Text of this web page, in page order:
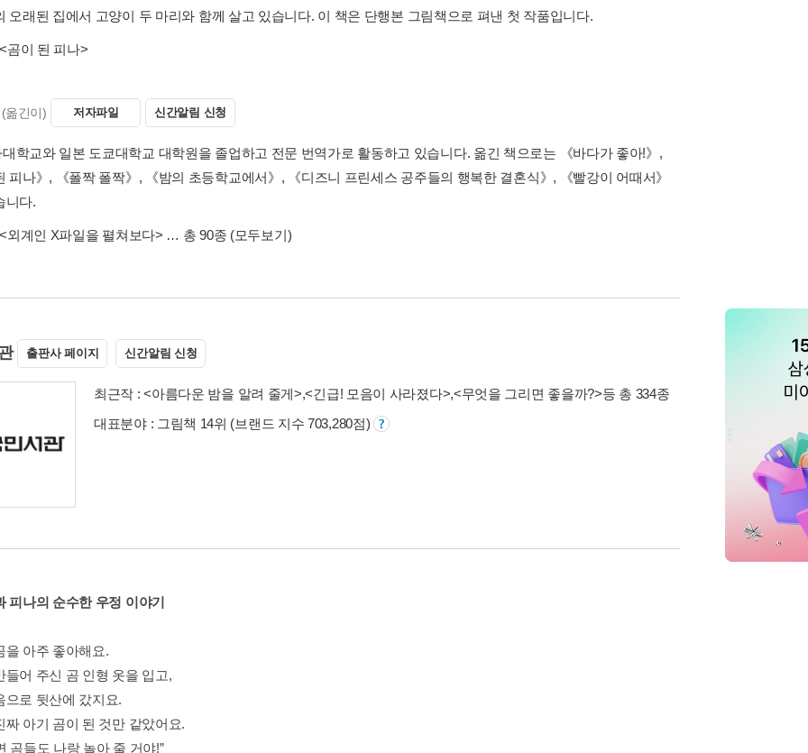
오래된 집에서 고양이 두 마리와 함께 살고 있습니다. 이 책은 단행본 그림책으로 펴낸 첫 작품입니다.
<곰이 된 피나>
(옮긴이) 저자파일 신간알림 신청
학교와 일본 도쿄대학교 대학원을 졸업하고 전문 번역가로 활동하고 있습니다. 옮긴 책으로는 《바다가 좋아!》,
피나》, 《폴짝 폴짝》, 《밤의 초등학교에서》, 《디즈니 프린세스 공주들의 행복한 결혼식》, 《빨강이 어때서》
니다.
<외계인 X파일을 펼쳐보다> … 총 90종 (모두보기)
출판사 페이지 신간알림 신청
최근작 :<아름다운 밤을 알려 줄게>,<긴급! 모음이 사라졌다>,<무엇을 그리면 좋을까?>등 총 334종
대표분야 : 그림책 14위 (브랜드 지수 703,280점)
피나의 순수한 우정 이야기
을 아주 좋아해요.
들어 주신 곰 인형 옷을 입고,
으로 뒷산에 갔지요.
짜 아기 곰이 된 것만 같았어요.
곰들도 나랑 놀아 줄 거야!”